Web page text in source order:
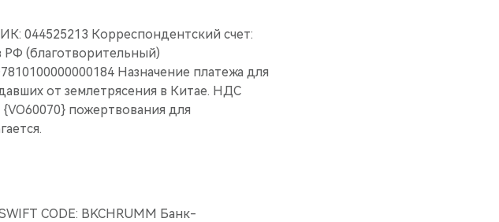
044525213 Корреспондентский счет:
РФ (благотворительный)
Назначение платежа для
от землетрясения в Китае. НДС
пожертвования для
CODE: BKCHRUMM Банк-